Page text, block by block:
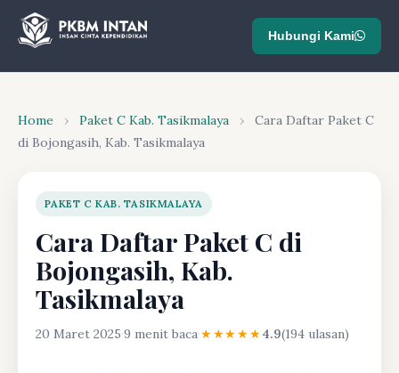
Hubungi Kami
Home › Paket C Kab. Tasikmalaya ›
Cara Daftar Paket C
di Bojongasih, Kab. Tasikmalaya
PAKET C KAB. TASIKMALAYA
Cara Daftar Paket C di
Bojongasih, Kab.
Tasikmalaya
20 Maret 2025·9 menit baca·★★★★★4.9(194 ulasan)